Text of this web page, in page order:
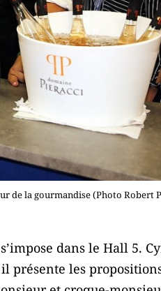
de la gourmandise (Photo Robert
dans le Hall 5.
présente les